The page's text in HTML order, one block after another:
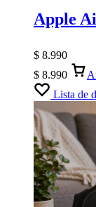
Apple
$ 8.990
$ 8.990
Lista de